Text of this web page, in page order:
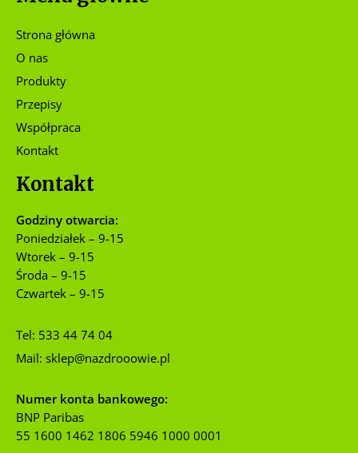
Strona główna
O nas
Produkty
Przepisy
Współpraca
Kontakt
Kontakt
Godziny otwarcia:
Poniedziałek – 9-15
Wtorek – 9-15
Środa – 9-15
Czwartek – 9-15
Tel: 533 44 74 04
Mail: sklep@nazdrooowie.pl
Numer konta bankowego:
BNP Paribas
55 1600 1462 1806 5946 1000 0001